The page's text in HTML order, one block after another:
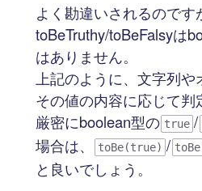
よく勘違いされるのです
toBeTruthy/toBeFalsyは
はありません。
上記のように、文字列
その値の内容に応じて判
厳密にboolean型の true /
場合は、
toBe(true) /
と良いでしょう。